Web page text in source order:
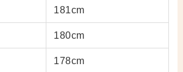
181cm
180cm
178cm